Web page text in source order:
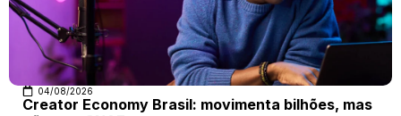
04/08/2026
Creator Economy Brasil: movimenta bilhões, mas